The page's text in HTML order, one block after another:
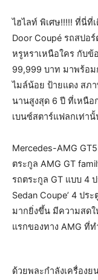
ไฮไลท์ พิเศษ!!!!! ที่นี่ที่
Door Coupé รถสปอ
หรูหราเหนือใคร กับข้
99,999 บาท มาพร้อ
ไมล์น้อย ป้ายแดง สภ
นานสูงสุด 6 ปี ที่เหนือ
เบนซ์สตาร์แฟลกเท่า
Mercedes-AMG
ตระกูล AMG GT
รถตระกูล GT แบบ 4
Sedan Coupe’ 4 ป
มากยิ่งขึ้น มีความสดใ
แรกของทาง AMG ที่
ด้วยพละกำลังเครื่องย